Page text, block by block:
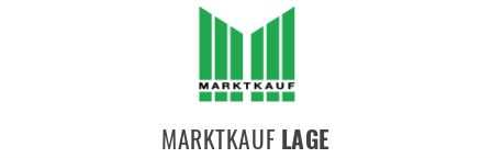
MARKTKAUF LAGE